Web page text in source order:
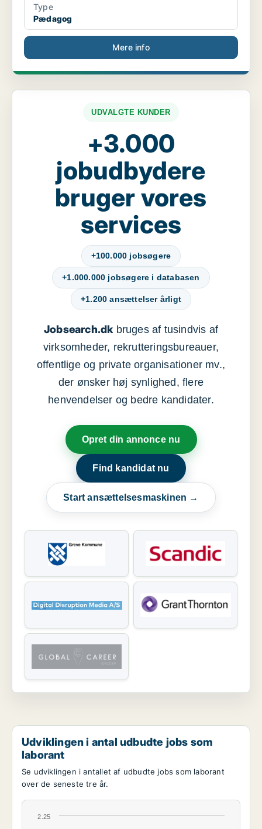
Type
Pædagog
Mere info
UDVALGTE KUNDER
+3.000
jobudbydere
bruger vores
services
+100.000 jobsøgere
+1.000.000 jobsøgere i databasen
+1.200 ansættelser årligt
Jobsearch.dkbruges af tusindvis af
virksomheder, rekrutteringsbureauer,
offentlige og private organisationer mv.,
der ønsker høj synlighed, flere
henvendelser og bedre kandidater.
Opret din annonce nu
Find kandidat nu
Start ansættelsesmaskinen →
Udviklingen i antal udbudte jobs som
laborant
Se udviklingen i antallet af udbudte jobs som laborant
over de seneste tre år.
2.25